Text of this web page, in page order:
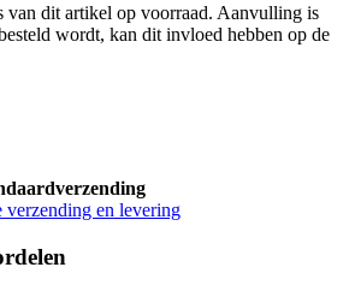
van dit artikel op voorraad. Aanvulling is
wordt, kan dit invloed hebben op de
en levering